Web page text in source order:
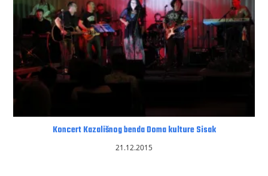
Koncert Kazališnog benda Doma kulture Sisak
21.12.2015